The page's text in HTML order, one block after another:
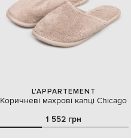
L'APPARTEMENT
Коричневі махрові капці Chicago
1 552 грн